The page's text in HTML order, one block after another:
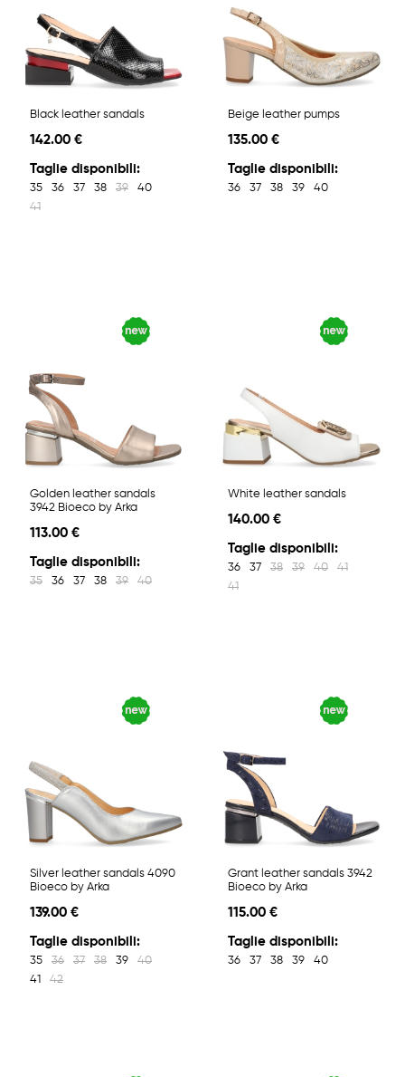
Black leather sandals
142.00 €
Taglie disponibili:
35 36 37 38 39
40
41
Beige leather pumps
135.00 €
Taglie disponibili:
36 37 38 39 40
Golden leather sandals
3942 Bioeco by Arka
113.00 €
Taglie disponibili:
35 36 37 38 39 40
White leather sandals
140.00 €
Taglie disponibili:
36 37 38 39 40
41
41
Silver leather sandals 4090
Bioeco by Arka
139.00 €
Taglie disponibili:
35 36 37 38 39
40
41
42
Grant leather sandals 3942
Bioeco by Arka
115.00 €
Taglie disponibili:
36 37 38 39 40